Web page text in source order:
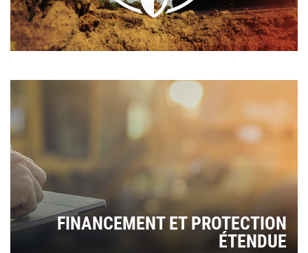
FINANCEMENT ET PROTECTION
ÉTENDUE